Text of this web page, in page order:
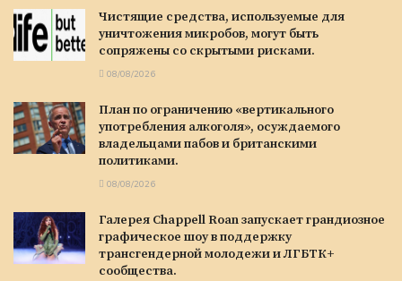
Чистящие средства, используемые для
уничтожения микробов, могут быть
сопряжены со скрытыми рисками.
08/08/2026
План по ограничению «вертикального
употребления алкоголя», осуждаемого
владельцами пабов и британскими
политиками.
08/08/2026
Галерея Chappell Roan запускает грандиозное
графическое шоу в поддержку
трансгендерной молодежи и ЛГБТК+
сообщества.